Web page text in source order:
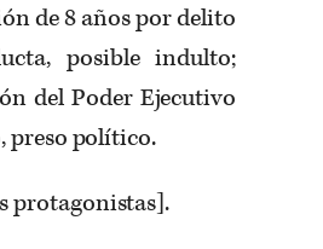
de 8 años por delito
posible indulto;
del Poder Ejecutivo
preso político.
protagonistas].